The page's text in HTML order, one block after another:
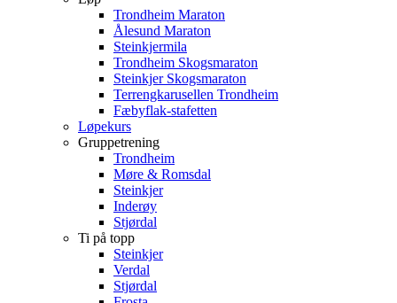
Trondheim Maraton
Ålesund Maraton
Steinkjermila
Trondheim Skogsmaraton
Steinkjer Skogsmaraton
Terrengkarusellen Trondheim
Fæbyflak-stafetten
Løpekurs
Gruppetrening
Trondheim
Møre & Romsdal
Steinkjer
Inderøy
Stjørdal
Ti på topp
Steinkjer
Verdal
Stjørdal